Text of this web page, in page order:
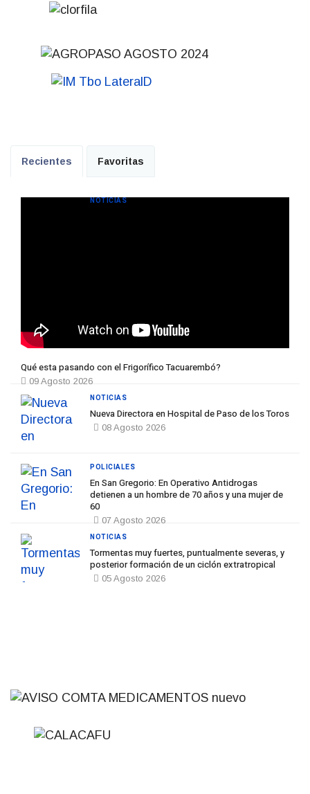
Recientes Favoritas
Qué esta pasando con el Frigorífico Tacuarembó?
09 Agosto 2026
NOTICIAS
Nueva Directora en Hospital de Paso de los Toros
08 Agosto 2026
NOTICIAS
En San Gregorio: En Operativo Antidrogas
detienen a un hombre de 70 años y una mujer de
60
07 Agosto 2026
POLICIALES
Tormentas muy fuertes, puntualmente severas, y
posterior formación de un ciclón extratropical
05 Agosto 2026
NOTICIAS